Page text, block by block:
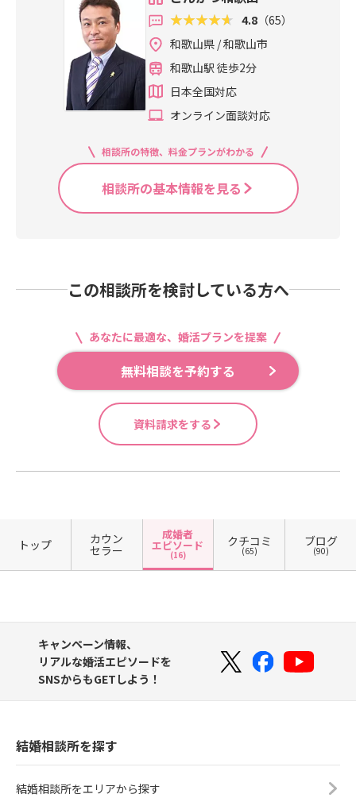
4.8 （65）
和歌山県 / 和歌山市
和歌山駅 徒歩2分
日本全国対応
オンライン面談対応
相談所の特徴、料金プランがわかる
相談所の基本情報を見る
この相談所を検討している方へ
あなたに最適な、婚活プランを提案
無料相談を予約する
資料請求をする
トップ カウン
セラー
成婚者
エピソード
(16)
クチコミ
(65)
ブログ
(90)
キャンペーン情報、
リアルな婚活エピソードを
SNSからもGETしよう！
結婚相談所を探す
結婚相談所をエリアから探す